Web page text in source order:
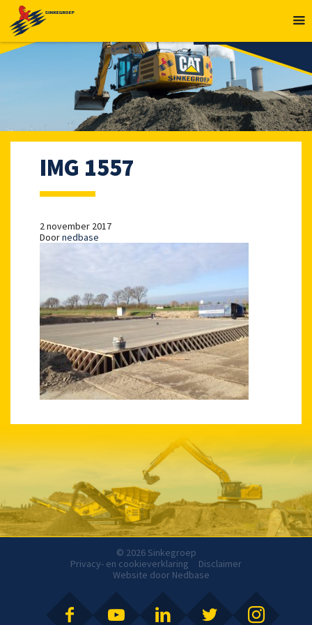
IMG 1557
2 november 2017
Doornedbase
© 2026 Sinkegroep
Privacy- en cookieverklaring
Disclaimer
Website door Nedbase